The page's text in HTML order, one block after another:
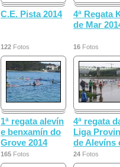
C.E. Pista 2014
122 Fotos
4ª Regata
de Mar
16 Fotos
1ª regata alevín
e benxamín do
Grove 2014
165 Fotos
4ª regata
Liga
de Alevíns
24 Fotos